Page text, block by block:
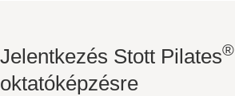
Jelentkezés Stott Pilates®
oktatóképzésre